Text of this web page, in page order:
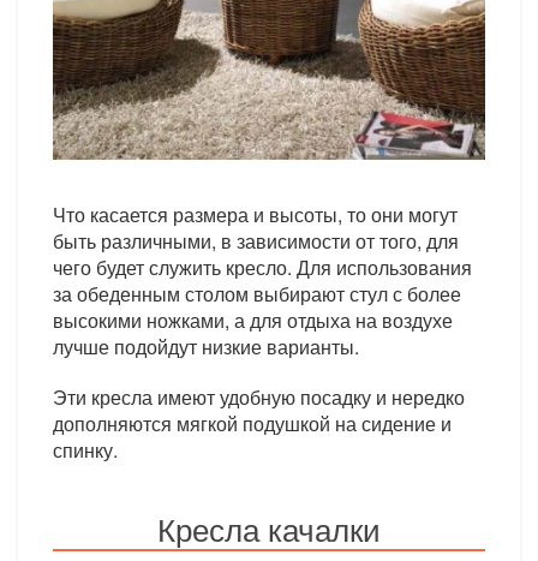
Что касается размера и высоты, то они могут
быть различными, в зависимости от того, для
чего будет служить кресло. Для использования
за обеденным столом выбирают стул с более
высокими ножками, а для отдыха на воздухе
лучше подойдут низкие варианты.
Эти кресла имеют удобную посадку и нередко
дополняются мягкой подушкой на сидение и
спинку.
Кресла качалки